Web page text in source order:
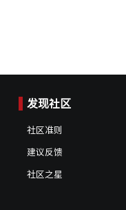
发现社区
社区准则
建议反馈
社区之星